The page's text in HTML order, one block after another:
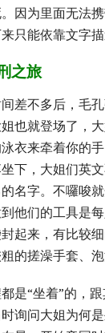
因为里面无法
只能依靠文字描
之旅
差不多后，毛
也就登场了，
衣来牵着你的
下，大姐们英
名字。不囉唆
他们的工具是
起来，有比较
的搓澡手套、泡
是“坐着”的，
询问大姐为何